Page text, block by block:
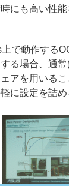
にも高い性
で動作する
る場合、通
アを用いる
に設定を詰め